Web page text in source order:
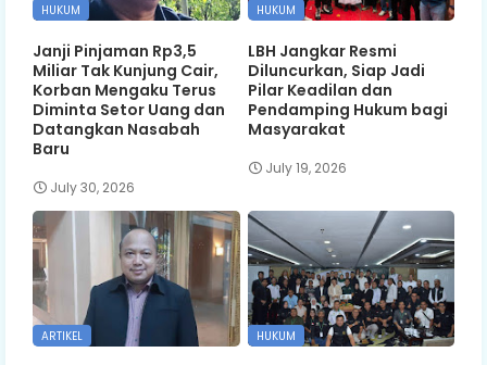
HUKUM
Janji Pinjaman Rp3,5
Miliar Tak Kunjung Cair,
Korban Mengaku Terus
Diminta Setor Uang dan
Datangkan Nasabah
Baru
July 30, 2026
HUKUM
LBH Jangkar Resmi
Diluncurkan, Siap Jadi
Pilar Keadilan dan
Pendamping Hukum bagi
Masyarakat
July 19, 2026
ARTIKEL HUKUM